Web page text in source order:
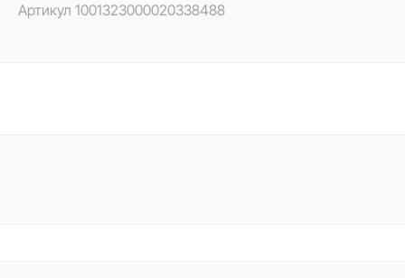
Артикул 1001323000020338488